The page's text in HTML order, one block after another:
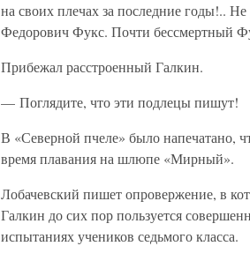
на своих плечах за последние годы!..
Федорович Фукс. Почти бессмертный
Прибежал расстроенный Галкин.
— Поглядите, что эти подлецы пишут!
В «Северной пчеле» было напечатано,
время плавания на шлюпе «Мирный».
Лобачевский пишет опровержение, в
Галкин до сих пор пользуется
испытаниях учеников седьмого класса.